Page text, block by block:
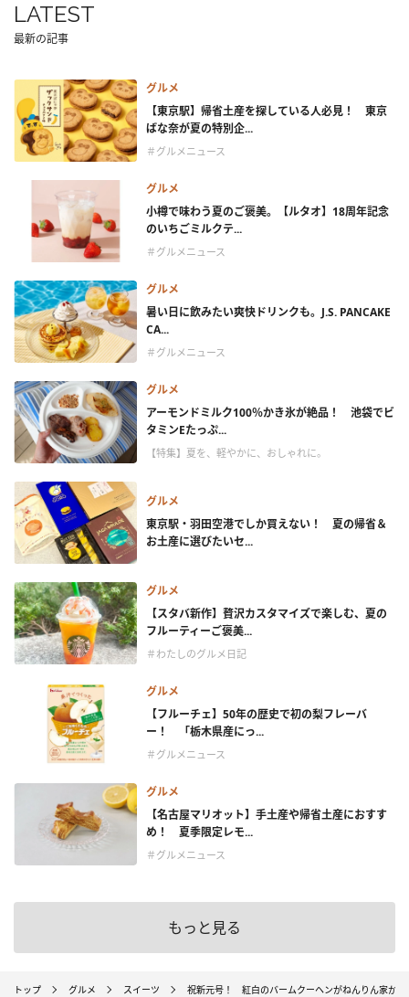
LATEST
最新の記事
グルメ
【東京駅】帰省土産を探している人必見！ 東京
ばな奈が夏の特別企...
＃グルメニュース
グルメ
小樽で味わう夏のご褒美。【ルタオ】18周年記念
のいちごミルクテ...
＃グルメニュース
グルメ
暑い日に飲みたい爽快ドリンクも。J.S. PANCAKE
CA...
＃グルメニュース
グルメ
アーモンドミルク100％かき氷が絶品！ 池袋でビ
タミンEたっぷ...
【特集】夏を、軽やかに、おしゃれに。
グルメ
東京駅・羽田空港でしか買えない！ 夏の帰省＆
お土産に選びたいセ...
グルメ
【スタバ新作】贅沢カスタマイズで楽しむ、夏の
フルーティーご褒美...
＃わたしのグルメ日記
グルメ
【フルーチェ】50年の歴史で初の梨フレーバ
ー！ 「栃木県産にっ...
＃グルメニュース
グルメ
【名古屋マリオット】手土産や帰省土産におすす
め！ 夏季限定レモ...
＃グルメニュース
もっと見る
トップ グルメ スイーツ 祝新元号！ 紅白のバームクーヘンがねんりん家から